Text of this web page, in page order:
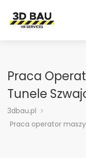
Praca
Tunele
3dbau.pl
Praca operator